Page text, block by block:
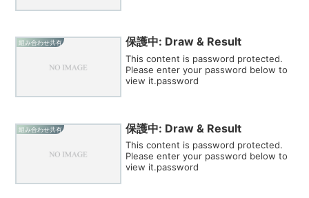
組み合わせ共有 保護中: Draw & Result
This content is password protected.
Please enter your password below to
view it.password
組み合わせ共有 保護中: Draw & Result
This content is password protected.
Please enter your password below to
view it.password